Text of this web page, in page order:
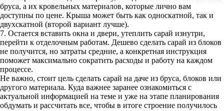
бруса, а их кровельных материалов, которые лично вам
доступны по цене. Крыша может быть как односкатной, так и
двухскатной (второй вариант лучше).
7. Остается вставить окна и двери, утеплить сарай изнутри,
перейти к отделочным работам. Дешево сделать сарай из блоков
не получится, но затраты средние, а конкретная инструкция
поможет максимально сократить расходы и работу на каждом
процессе.
Не важно, стоит цель сделать сарай на даче из бруса, блоков или
другого материала. Куда важнее заранее ознакомиться с
актуальной информацией на теме и уже на этапе планирования
обдумать и рассчитать все, чтобы в итоге строение получилось